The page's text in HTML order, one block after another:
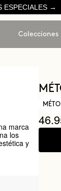
ESPECIALES →
Colecciones
marca
los
y